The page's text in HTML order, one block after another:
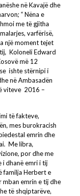
në Kavajë dhe
“ Nëna e
me të gjitha
varfërisë,
një moment tejet
Koloneli Edward
më 12
ishte stërnipi i
në Ambasadën
viteve 2016 –
të fakteve,
mes burokracish
emrin dhe
Me libra,
por dhe me
i dhanë emri i tij
familja Herbert e
mban emrin e tij dhe
të shqiptarëve,